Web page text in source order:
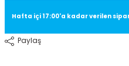
Hafta içi 17:00'a kadar verilen
Paylaş